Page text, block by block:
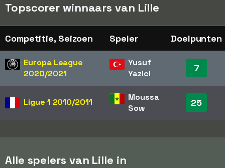
Topscorer winnaars van Lille
Competitie, Seizoen Speler Doelpunten
Europa League
2020/2021
Yusuf
Yazici
7
Ligue 1 2010/2011
Moussa
Sow
25
Alle spelers van Lille in